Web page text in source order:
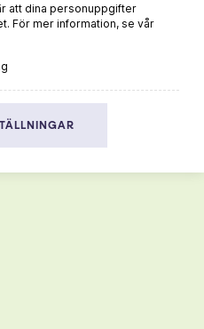
OCH MAT
passande dryckestips på vår
Vin & Mat
att dina personuppgifter
För mer information, se vår